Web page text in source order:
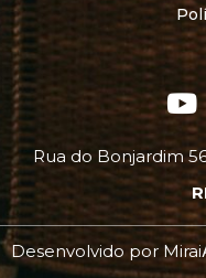
Rua do Bonjardim
Desenvolvido por Mirai